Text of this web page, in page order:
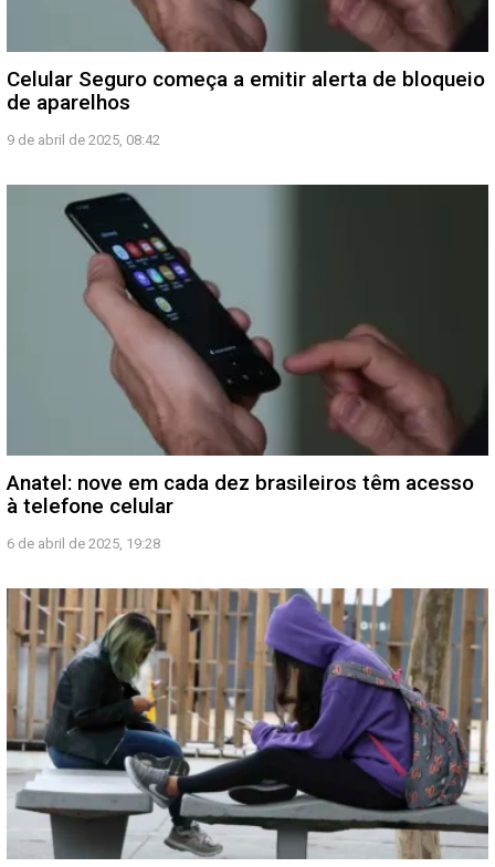
Celular Seguro começa a emitir alerta de bloqueio
de aparelhos
9 de abril de 2025, 08:42
Anatel: nove em cada dez brasileiros têm acesso
à telefone celular
6 de abril de 2025, 19:28